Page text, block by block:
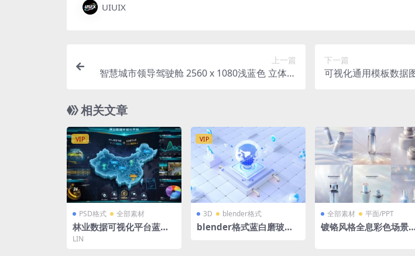
UIUIX
上一篇
智慧城市领导驾驶舱 2560 x 1080浅蓝色 立体拓
下一篇
可视化通用模板数据
相关文章
VIP
PSD格式 全部素材
林业数据可视化平台蓝绿
色中国立体地图PSD格式
LIN
VIP
3D blender格式
blender格式蓝白磨玻璃
全部素材 平面/PPT
镀铬风格全息彩色场景乳